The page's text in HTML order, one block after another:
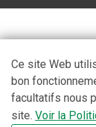
Ce site Web
bon
facultatifs nous
site. Voir la